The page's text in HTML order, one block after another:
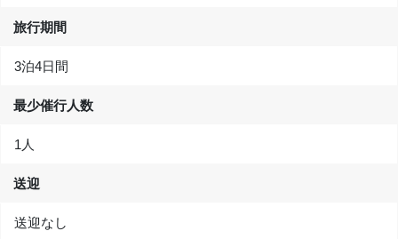
旅行期間
3泊4日間
最少催行人数
1人
送迎
送迎なし